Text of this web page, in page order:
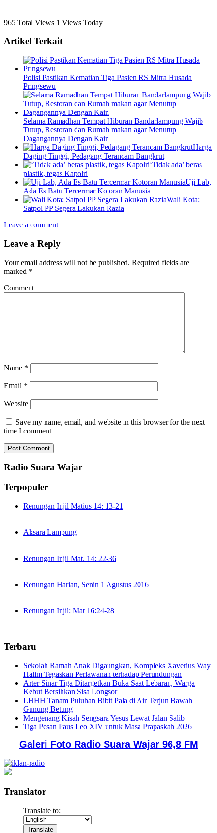
965 Total Views 1 Views Today
Artikel Terkait
Polisi Pastikan Kematian Tiga Pasien RS Mitra Husada
Pringsewu
Selama Ramadhan Tempat Hiburan Bandarlampung Wajib
Tutup, Restoran dan Rumah makan agar Menutup
Dagangannya Dengan Kain
Harga
Daging Tinggi, Pedagang Terancam Bangkrut
‘Tidak ada’ beras
plastik, tegas Kapolri
Uji Lab,
Ada Es Batu Tercermar Kotoran Manusia
Wali Kota:
Satpol PP Segera Lakukan Razia
Leave a comment
Leave a Reply
Your email address will not be published. Required fields are
marked *
Comment
Name *
Email *
Website
Save my name, email, and website in this browser for the next
time I comment.
Radio Suara Wajar
Terpopuler
Renungan Injil Matius 14: 13-21
Aksara Lampung
Renungan Injil Mat. 14: 22-36
Renungan Harian, Senin 1 Agustus 2016
Renungan Injil: Mat 16:24-28
Terbaru
Sekolah Ramah Anak Digaungkan, Kompleks Xaverius Way
Halim Tegaskan Perlawanan terhadap Perundungan
Arter Sinar Tiga Ditargetkan Buka Saat Lebaran, Warga
Kebut Bersihkan Sisa Longsor
LHHH Tanam Puluhan Bibit Pala di Air Terjun Bawah
Gunung Betung
Mengenang Kisah Sengsara Yesus Lewat Jalan Salib
Tiga Pesan Paus Leo XIV untuk Masa Prapaskah 2026
Galeri Foto Radio Suara Wajar 96,8 FM
Translator
Translate to: